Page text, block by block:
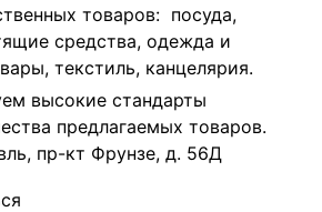
товаров: посуда,
средства, одежда и
текстиль, канцелярия.
высокие стандарты
предлагаемых товаров.
пр-кт Фрунзе, д. 56Д